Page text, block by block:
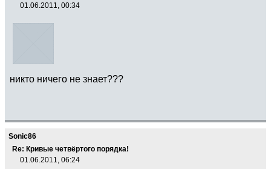
01.06.2011, 00:34
никто ничего не знает???
Sonic86
Re: Кривые четвёртого порядка!
01.06.2011, 06:24